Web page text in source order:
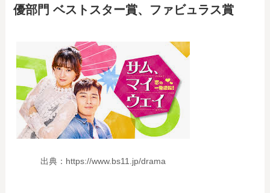
優部門 ベストスター賞、ファビュラス賞
出典：https://www.bs11.jp/drama